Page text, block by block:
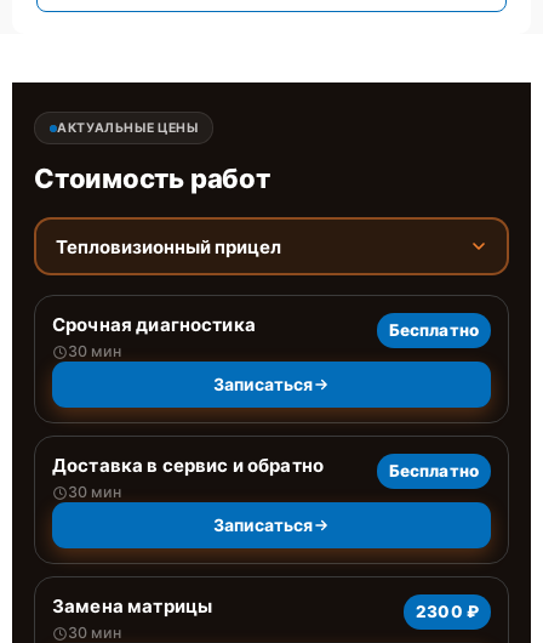
АКТУАЛЬНЫЕ ЦЕНЫ
Стоимость работ
Тепловизионный прицел
Срочная диагностика
30 мин
Бесплатно
Записаться
Доставка в сервис и обратно
30 мин
Бесплатно
Записаться
Замена матрицы
30 мин
2300 ₽